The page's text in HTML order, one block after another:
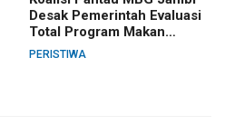
Desak Pemerintah Evaluasi
Total Program Makan
Bergizi Gratis
PERISTIWA